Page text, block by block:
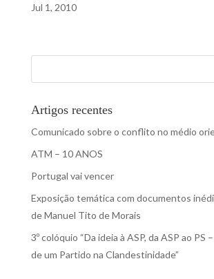
Jul 1, 2010
Artigos recentes
Comunicado sobre o conflito no médio
ATM – 10 ANOS
Portugal vai vencer
Exposição temática com documentos
de Manuel Tito de Morais
3º colóquio “Da ideia à ASP, da ASP ao PS
de um Partido na Clandestinidade”